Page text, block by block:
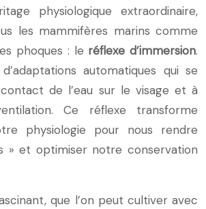
physiologique extraordinaire,
les mammifères marins comme
phoques : le réflexe d’immersion.
automatiques qui se
de l’eau sur le visage et à
Ce réflexe transforme
physiologie pour nous rendre
» et optimiser notre conservation
que l’on peut cultiver avec